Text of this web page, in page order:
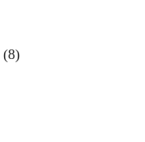
(8)